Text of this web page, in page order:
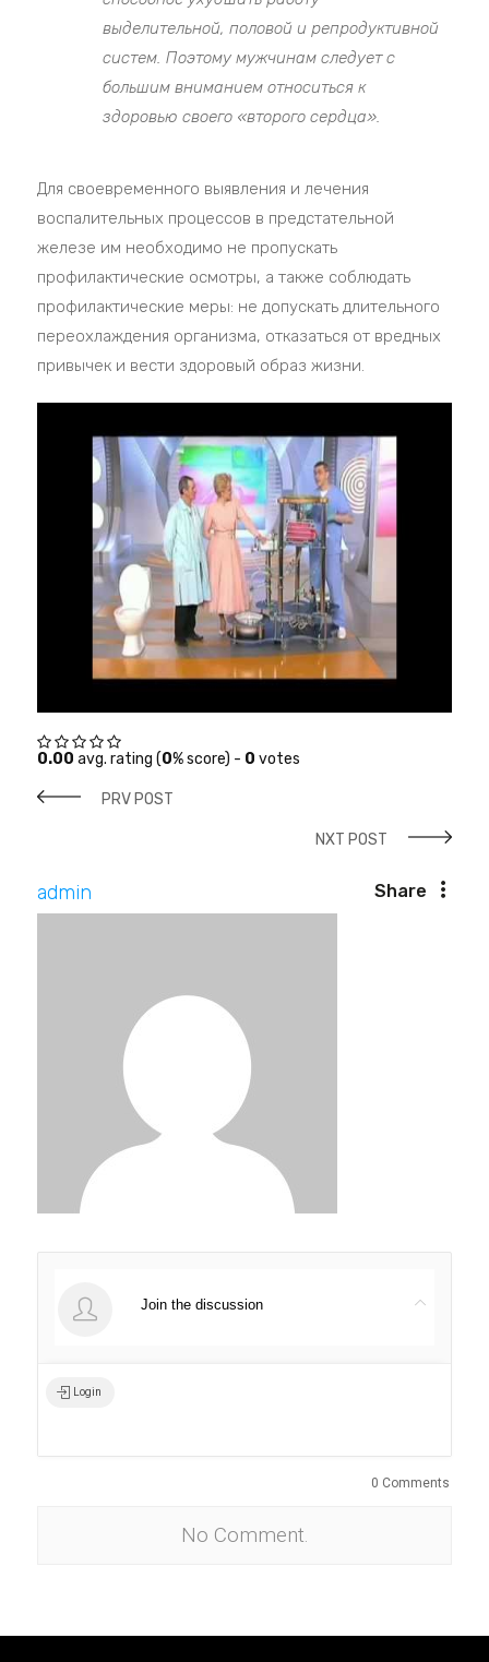
выделительной, половой и репродуктивной
систем. Поэтому мужчинам следует с
большим вниманием относиться к
здоровью своего «второго сердца».
Для своевременного выявления и лечения
воспалительных процессов в предстательной
железе им необходимо не пропускать
профилактические осмотры, а также соблюдать
профилактические меры: не допускать длительного
переохлаждения организма, отказаться от вредных
привычек и вести здоровый образ жизни.
0.00 avg. rating (0% score) - 0 votes
PRV POST
NXT POST
Share
admin
Join the discussion
Login
0 Comments
No Comment.